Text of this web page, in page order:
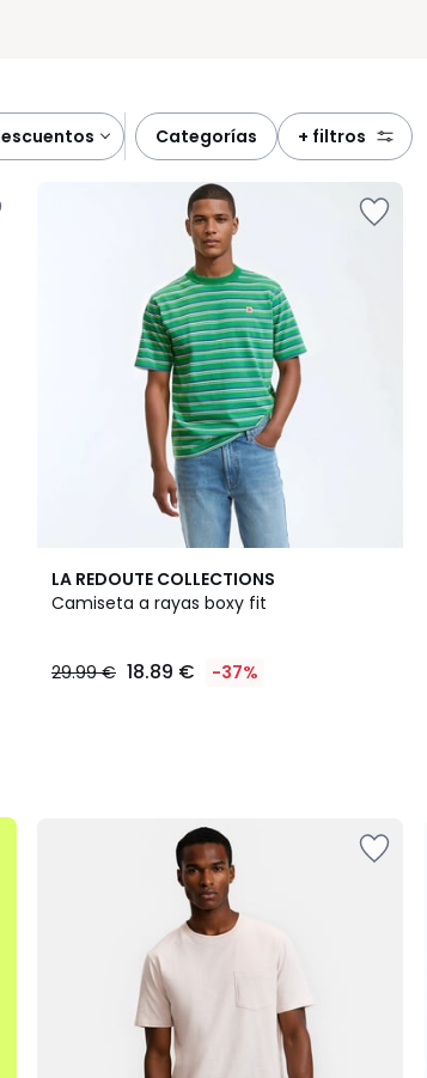
descuentos categorías + filtros
LA REDOUTE COLLECTIONS
Camiseta a rayas boxy fit
29.99 € 18.89 € -37%